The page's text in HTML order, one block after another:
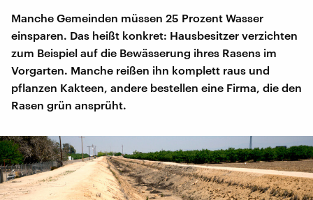
Manche Gemeinden müssen 25 Prozent Wasser
einsparen. Das heißt konkret: Hausbesitzer verzichten
zum Beispiel auf die Bewässerung ihres Rasens im
Vorgarten. Manche reißen ihn komplett raus und
pflanzen Kakteen, andere bestellen eine Firma, die den
Rasen grün ansprüht.